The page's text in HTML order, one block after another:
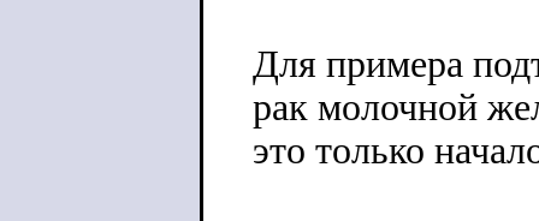
Для примера
рак молочной
это только